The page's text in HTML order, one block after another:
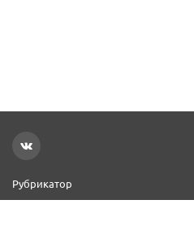
Рубрикатор